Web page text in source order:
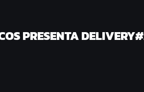
PRESENTA